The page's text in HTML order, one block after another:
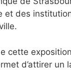
et des
cette
d’attirer un